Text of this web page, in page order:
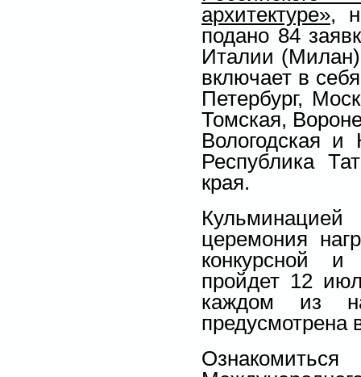
архитектуре»,
подано 84
Италии
включает в
Петербург,
Томская,
Вологодская и
Республика
края.
церемония
конкурсной и
пройдет 12
каждом из
предусмотрена